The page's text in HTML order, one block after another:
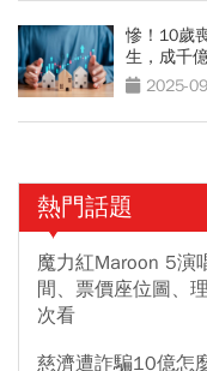
慘！10歲
生，成千
2025-
熱門話題
魔力紅Maroon 5演
間、票價座位圖、
次看
慈濟遭詐騙10億怎